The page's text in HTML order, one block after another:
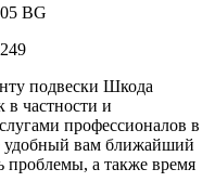
BG
подвески Шкода
в частности и
профессионалов в
удобный вам ближайший
проблемы, а также время